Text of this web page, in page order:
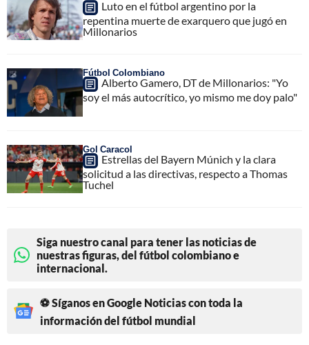
Luto en el fútbol argentino por la
repentina muerte de exarquero que jugó en
Millonarios
Fútbol Colombiano
Alberto Gamero, DT de Millonarios: "Yo
soy el más autocrítico, yo mismo me doy palo"
Gol Caracol
Estrellas del Bayern Múnich y la clara
solicitud a las directivas, respecto a Thomas
Tuchel
Siga nuestro canal para tener las noticias de
nuestras figuras, del fútbol colombiano e
internacional.
⚽ Síganos en Google Noticias con toda la
información del fútbol mundial